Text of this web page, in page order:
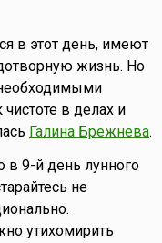
в этот день, имеют
жизнь. Но
в делах и
Галина Брежнева.
в 9-й день лунного
не
утихомирить